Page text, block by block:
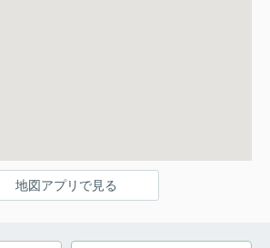
地図アプリで見る